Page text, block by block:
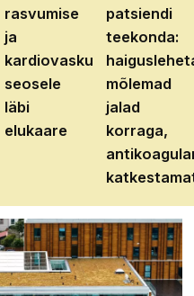
rasvumise
ja
kardiovaskulaarhaiguste
seosele
läbi
elukaare
patsiendi
teekonda:
mõlemad
jalad
korraga,